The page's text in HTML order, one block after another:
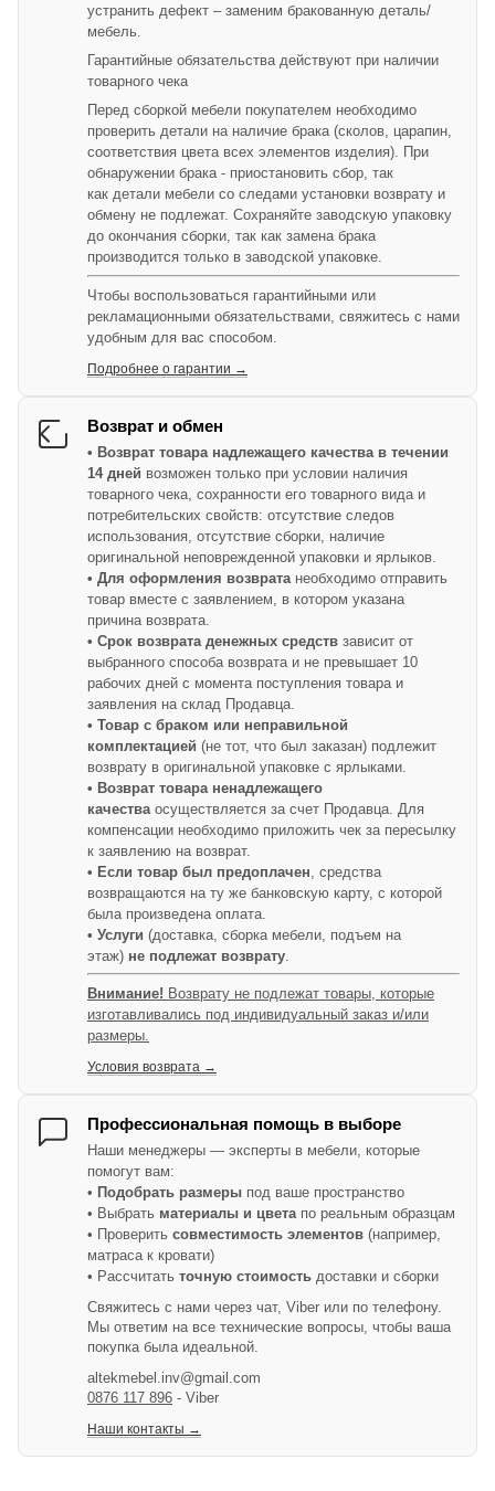
устранить дефект – заменим бракованную деталь/
мебель.
Гарантийные обязательства действуют при наличии
товарного чека
Перед сборкой мебели покупателем необходимо
проверить детали на наличие брака (сколов, царапин,
соответствия цвета всех элементов изделия). При
обнаружении брака - приостановить сбор, так
как детали мебели со следами установки возврату и
обмену не подлежат. Сохраняйте заводскую упаковку
до окончания сборки, так как замена брака
производится только в заводской упаковке.
Чтобы воспользоваться гарантийными или
рекламационными обязательствами, свяжитесь с нами
удобным для вас способом.
Подробнее о гарантии →
Возврат и обмен
• Возврат товара надлежащего качества в течении
14 дней возможен только при условии наличия
товарного чека, сохранности его товарного вида и
потребительских свойств: отсутствие следов
использования, отсутствие сборки, наличие
оригинальной неповрежденной упаковки и ярлыков.
• Для оформления возврата необходимо отправить
товар вместе с заявлением, в котором указана
причина возврата.
• Срок возврата денежных средств зависит от
выбранного способа возврата и не превышает 10
рабочих дней с момента поступления товара и
заявления на склад Продавца.
• Товар с браком или неправильной
комплектацией (не тот, что был заказан) подлежит
возврату в оригинальной упаковке с ярлыками.
• Возврат товара ненадлежащего
качества осуществляется за счет Продавца. Для
компенсации необходимо приложить чек за пересылку
к заявлению на возврат.
• Если товар был предоплачен , средства
возвращаются на ту же банковскую карту, с которой
была произведена оплата.
• Услуги (доставка, сборка мебели, подъем на
этаж) не подлежат возврату
Внимание! Возврату не подлежат товары, которые
изготавливались под индивидуальный заказ и/или
размеры.
Условия возврата →
Профессиональная помощь в выборе
Наши менеджеры — эксперты в мебели, которые
помогут вам:
• Подобрать размеры под ваше пространство
• Выбрать материалы и цветапо реальным образцам
• Проверить совместимость элементов (например,
матраса к кровати)
• Рассчитать точную стоимость доставки и сборки
Свяжитесь с нами через чат, Viber или по телефону.
Мы ответим на все технические вопросы, чтобы ваша
покупка была идеальной.
altekmebel.inv@gmail.com
0876 117 896 - Viber
Наши контакты →